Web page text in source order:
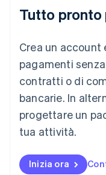
Tutto pronto
Crea un
pagamenti
contratti o di
bancarie. In
progettare un
tua attività.
Inizia ora
Lituania
Lussemburgo
Deutsch
Malaysia
English 简体中文
Malta
Messico
EspañolEnglish
English
Nuova Zelanda